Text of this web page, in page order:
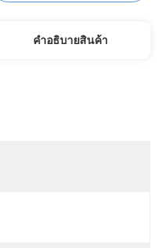
คําอธิบายสินค้า